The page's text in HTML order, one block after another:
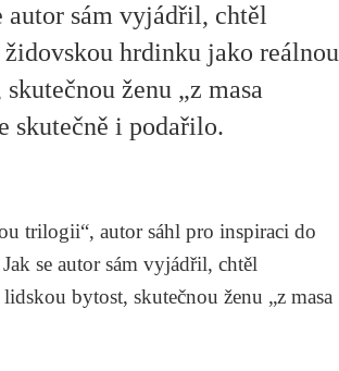
autor sám vyjádřil, chtěl
hrdinku jako reálnou
ženu „z masa
skutečně i podařilo.
trilogii“, autor sáhl pro inspiraci do
Jak se autor sám vyjádřil, chtěl
bytost, skutečnou ženu „z masa